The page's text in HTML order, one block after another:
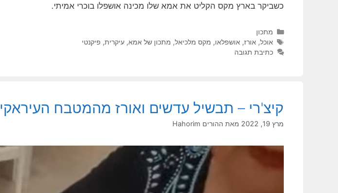
כשביקר בארץ מקס הקליט את אמא שלו מכינה אושפלו בוכרי אמיתי.
קטגוריות
מתכון
תגיות
אוכל, אורז, אושפלאו, מקס מלכיאל, מתכון של אמא, עיקרית, פיקנטי
כתיבת תגובה
קיצ'רי – תבשיל עדשים ואורז מהמטבח העיראקי
מרץ 19, 2022 מאת ההורים Hahorim